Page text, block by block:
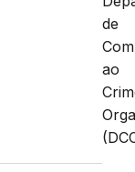
de
ao